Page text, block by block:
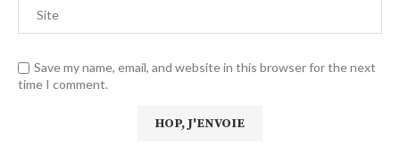
Save my name, email, and website in this browser for the next
time I comment.